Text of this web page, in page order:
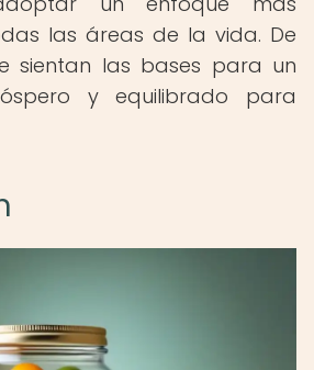
las áreas de la vida. De
sientan las bases para un
y equilibrado para